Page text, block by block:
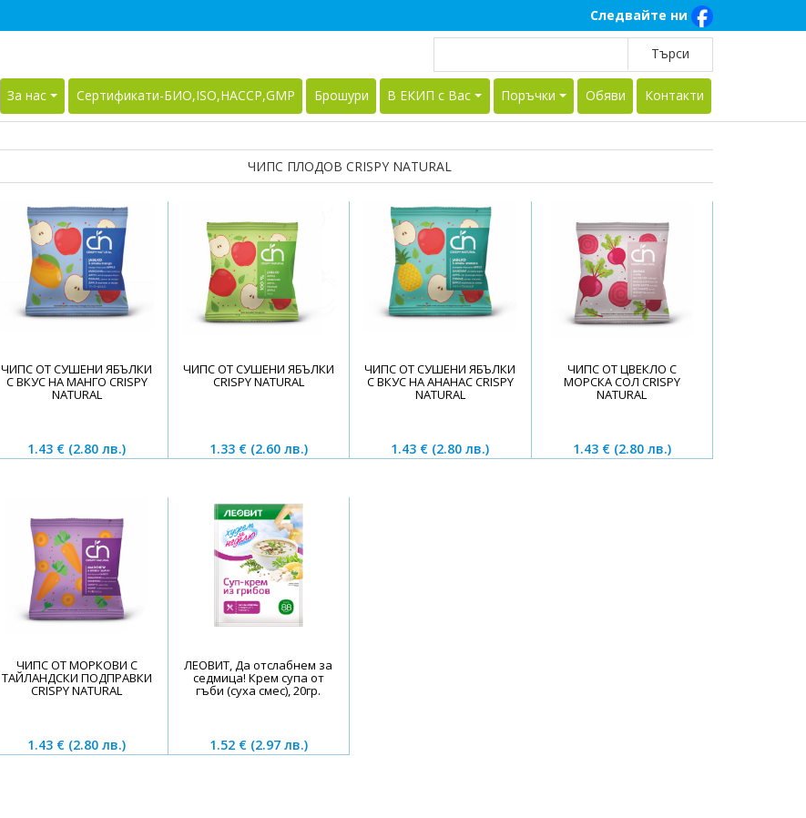
Следвайте ни
За нас Сертификати-БИО,ISO,HACCP,GMP Брошури В ЕКИП с Вас Поръчки Обяви Контакти
ЧИПС ПЛОДОВ CRISPY NATURAL
ЧИПС ОТ СУШЕНИ ЯБЪЛКИ
С ВКУС НА МАНГО CRISPY
NATURAL
1.43 € (2.80 лв.)
ЧИПС ОТ СУШЕНИ ЯБЪЛКИ
CRISPY NATURAL
1.33 € (2.60 лв.)
ЧИПС ОТ СУШЕНИ ЯБЪЛКИ
С ВКУС НА АНАНАС CRISPY
NATURAL
1.43 € (2.80 лв.)
ЧИПС ОТ ЦВЕКЛО С
МОРСКА СОЛ CRISPY
NATURAL
1.43 € (2.80 лв.)
ЧИПС ОТ МОРКОВИ С
ТАЙЛАНДСКИ ПОДПРАВКИ
CRISPY NATURAL
1.43 € (2.80 лв.)
ЛЕОВИТ, Да отслабнем за
седмица! Крем супа от
гъби (суха смес), 20гр.
1.52 € (2.97 лв.)